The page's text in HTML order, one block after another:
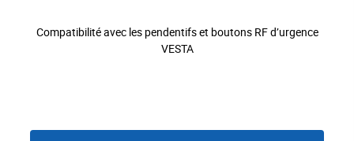
Compatibilité avec les pendentifs et boutons RF d’urgence
VESTA